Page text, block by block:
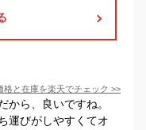
格と在庫を楽天でチェック >>
から、良いですね。
運びがしやすくてオ